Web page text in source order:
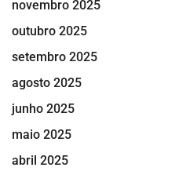
novembro 2025
outubro 2025
setembro 2025
agosto 2025
junho 2025
maio 2025
abril 2025